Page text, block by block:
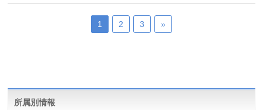
1 2 3 »
所属別情報